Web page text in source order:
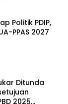
Politik PDIP,
PPAS 2027
Ditunda
2025